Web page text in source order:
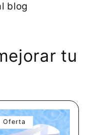
blog
tu
Oferta